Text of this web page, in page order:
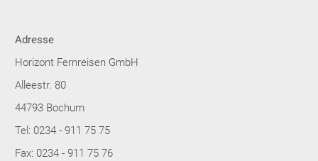
Adresse
Horizont Fernreisen GmbH
Alleestr. 80
44793 Bochum
Tel: 0234 - 911 75 75
Fax: 0234 - 911 75 76